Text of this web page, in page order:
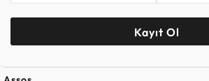
Kayıt Ol